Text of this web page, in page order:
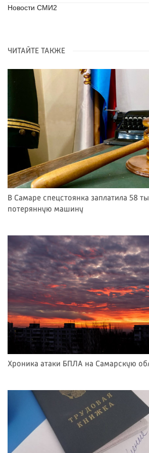
Новости СМИ2
ЧИТАЙТЕ ТАКЖЕ
В Самаре спецстоянка заплатила 58
потерянную машину
Хроника атаки БПЛА на Самарскую